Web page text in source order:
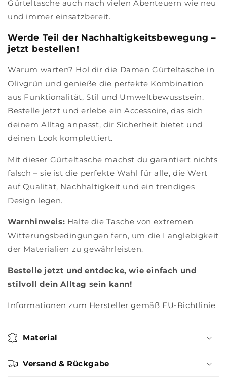
Gürteltasche auch nach vielen Abenteuern wie neu
und immer einsatzbereit.
Werde Teil der Nachhaltigkeitsbewegung –
jetzt bestellen!
Warum warten? Hol dir die Damen Gürteltasche in
Olivgrün und genieße die perfekte Kombination
aus Funktionalität, Stil und Umweltbewusstsein.
Bestelle jetzt und erlebe ein Accessoire, das sich
deinem Alltag anpasst, dir Sicherheit bietet und
deinen Look komplettiert.
Mit dieser Gürteltasche machst du garantiert nichts
falsch – sie ist die perfekte Wahl für alle, die Wert
auf Qualität, Nachhaltigkeit und ein trendiges
Design legen.
Warnhinweis: Halte die Tasche von extremen
Witterungsbedingungen fern, um die Langlebigkeit
der Materialien zu gewährleisten.
Bestelle jetzt und entdecke, wie einfach und
stilvoll dein Alltag sein kann!
Informationen zum Hersteller gemäß EU-Richtlinie
Material
Versand & Rückgabe